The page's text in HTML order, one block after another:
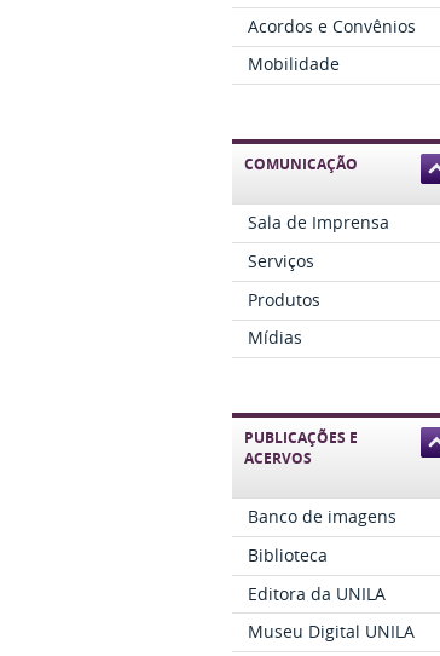
Acordos e Convênios
Mobilidade
COMUNICAÇÃO
Sala de Imprensa
Serviços
Produtos
Mídias
PUBLICAÇÕES E
ACERVOS
Banco de imagens
Biblioteca
Editora da UNILA
Museu Digital UNILA